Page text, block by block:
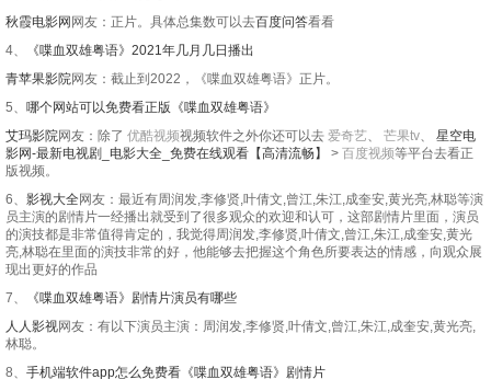
秋霞电影网网友：正片。具体总集数可以去百度问答看看
4、
《喋血双雄粤语》2021年几月几日播出
青苹果影院网友：截止到2022，《喋血双雄粤语》正片。
5、 哪个网站可以免费看正版《喋血双雄粤语》
艾玛影院网友：除了 优酷视频视频软件之外你还可以去 爱奇艺、 芒果tv、 星空电
影网-最新电视剧_电影大全_免费在线观看【高清流畅】 > 百度视频等平台去看正
版视频。
6、 影视大全网友：最近有周润发,李修贤,叶倩文,曾江,朱江,成奎安,黄光亮,林聪等演
员主演的剧情片一经播出就受到了很多观众的欢迎和认可，这部剧情片里面，演员
的演技都是非常值得肯定的，我觉得周润发,李修贤,叶倩文,曾江,朱江,成奎安,黄光
亮,林聪在里面的演技非常的好，他能够去把握这个角色所要表达的情感，向观众展
现出更好的作品
7、
《喋血双雄粤语》剧情片演员有哪些
人人影视网友：有以下演员主演：周润发,李修贤,叶倩文,曾江,朱江,成奎安,黄光亮,
林聪。
8、 手机端软件app怎么免费看《喋血双雄粤语》剧情片